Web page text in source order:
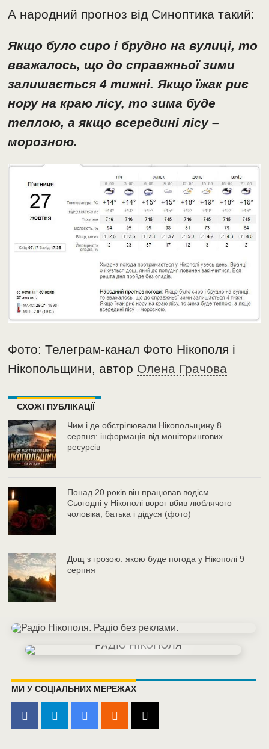
А народний прогноз від Синоптика такий:
Якщо було сиро і брудно на вулиці, то
вважалось, що до справжньої зими
залишається 4 тижні. Якщо їжак риє
нору на краю лісу, то зима буде
теплою, а якщо всередині лісу –
морозною.
Фото: Телеграм-канал Фото Нікополя і
Нікопольщини, автор Олена Грачова
СХОЖІ ПУБЛІКАЦІЇ
Чим і де обстрілювали Нікопольщину 8
серпня: інформація від моніторингових
ресурсів
Понад 20 років він працював водієм…
Сьогодні у Нікополі ворог вбив люблячого
чоловіка, батька і дідуся (фото)
Дощ з грозою: якою буде погода у Нікополі 9
серпня
МИ У СОЦІАЛЬНИХ МЕРЕЖАХ